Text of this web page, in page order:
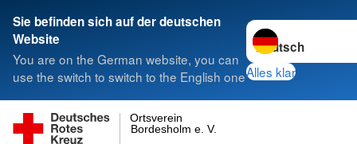
Sie befinden sich auf der deutschen
Website
You are on the German website, you can
use the switch to switch to the English one
Sprache wechseln
Alles klar
Bordesholm e. V.
Ortsverein